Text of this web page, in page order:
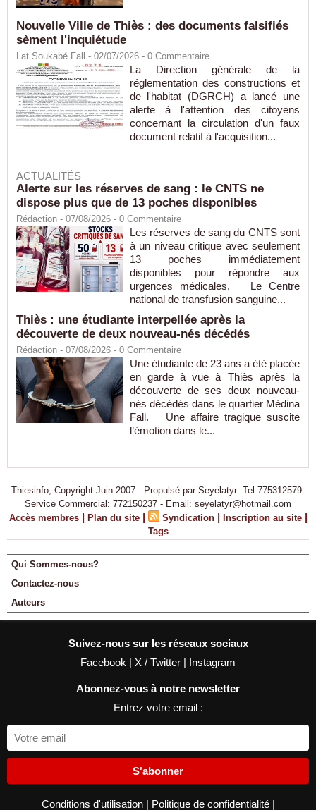
Nouvelle Ville de Thiès : des documents falsifiés
sèment l'inquiétude
Lat Soukabé Fall - 02/07/2026 - 0 Commentaire
La Direction générale de la
réglementation des constructions et
de l'habitat (DGRCH) a lancé une
alerte à l'attention des citoyens
concernant la circulation d'un faux
document relatif à l'acquisition...
ACTUALITÉS
Alerte sur les réserves de sang : le CNTS ne
dispose plus que de 13 poches disponibles
Rédaction - 07/08/2026 - 0 Commentaire
Les réserves de sang du CNTS sont
à un niveau critique avec seulement
13 poches immédiatement
disponibles pour répondre aux
urgences médicales. Le Centre
national de transfusion sanguine...
Thiès : une étudiante interpellée après la
découverte de deux nouveau-nés décédés
Rédaction - 07/08/2026 - 0 Commentaire
Une étudiante de 23 ans a été placée
en garde à vue à Thiès après la
découverte de ses deux nouveau-
nés décédés dans le quartier Médina
Fall. Une affaire tragique suscite
l’émotion dans le...
Thiesinfo, Copyright Juin 2007 - Propulsé par Seyelatyr: Tel 775312579.
Service Commercial: 772150237 - Email: seyelatyr@hotmail.com
Accès membres | Plan du site | Syndication | Inscription au site |
Tags
Qui Sommes-nous?
Contactez-nous
Auteurs
Suivez-nous sur les réseaux sociaux
Facebook | X / Twitter | Instagram
Abonnez-vous à notre newsletter
Entrez votre email :
S'abonner
Conditions d'utilisation | Politique de confidentialité |